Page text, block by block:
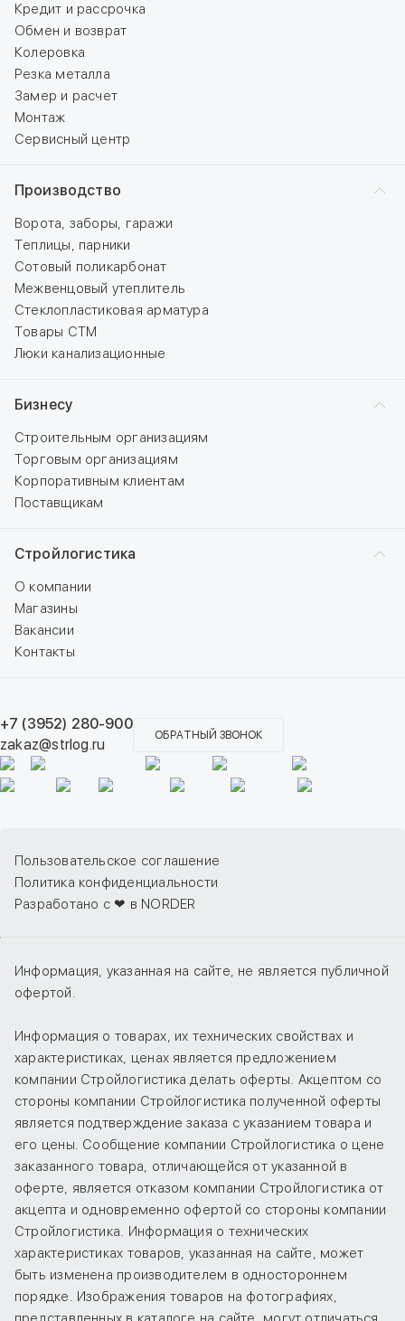
Кредит и рассрочка
Обмен и возврат
Колеровка
Резка металла
Замер и расчет
Монтаж
Сервисный центр
Производство
Ворота, заборы, гаражи
Теплицы, парники
Сотовый поликарбонат
Межвенцовый утеплитель
Стеклопластиковая арматура
Товары СТМ
Люки канализационные
Бизнесу
Строительным организациям
Торговым организациям
Корпоративным клиентам
Поставщикам
Стройлогистика
О компании
Магазины
Вакансии
Контакты
+7 (3952) 280-900
zakaz@strlog.ru
ОБРАТНЫЙ ЗВОНОК
Пользовательское соглашение
Политика конфиденциальности
Разработано с ❤ в NORDER
Информация, указанная на сайте, не является публичной
офертой.
Информация о товарах, их технических свойствах и
характеристиках, ценах является предложением
компании Стройлогистика делать оферты. Акцептом со
стороны компании Стройлогистика полученной оферты
является подтверждение заказа с указанием товара и
его цены. Сообщение компании Стройлогистика о цене
заказанного товара, отличающейся от указанной в
оферте, является отказом компании Стройлогистика от
акцепта и одновременно офертой со стороны компании
Стройлогистика. Информация о технических
характеристиках товаров, указанная на сайте, может
быть изменена производителем в одностороннем
порядке. Изображения товаров на фотографиях,